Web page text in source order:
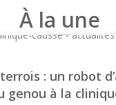
À la une
: un robot
genou à la